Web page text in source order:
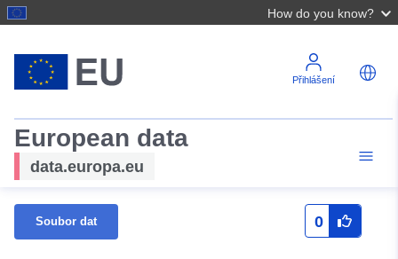
How do you know?
Přihlášení
European data
data.europa.eu
Soubor dat 0